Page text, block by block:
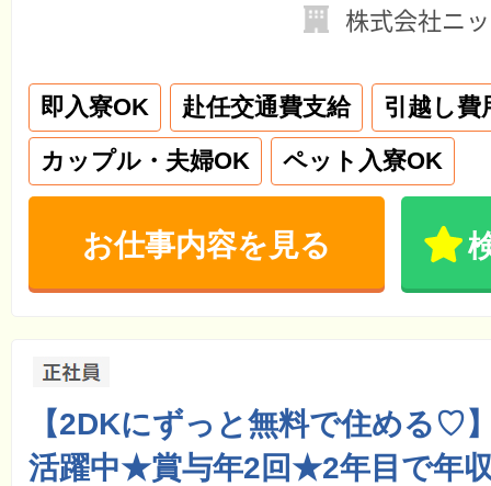
株式会社ニ
即入寮OK 赴任交通費支給
引越し費
カップル・夫婦OK
ペット入寮OK
お仕事内容を見る
【2DKにずっと無料で住める♡
活躍中★賞与年2回★2年目で年